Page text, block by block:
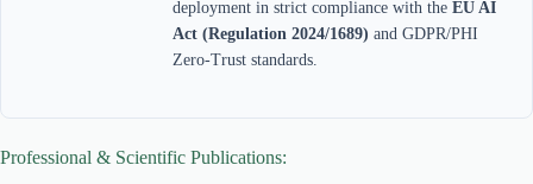
deployment in strict compliance with the EU AI
Act (Regulation 2024/1689) and GDPR/PHI
Zero-Trust standards.
Professional & Scientific Publications: